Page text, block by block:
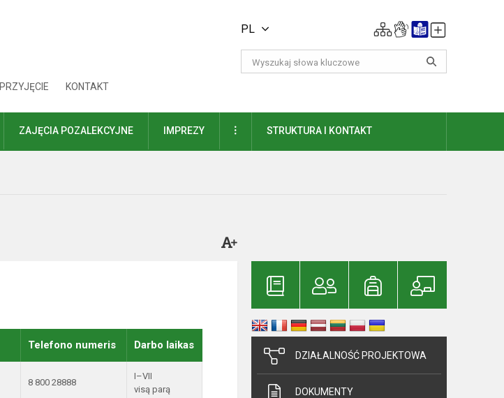
PRZYJĘCIE KONTAKT
PL
ZAJĘCIA POZALEKCYJNE IMPREZY DAUGIAUSTRUKTURA I KONTAKT
Telefono numeris Darbo laikas
8 800 28888
I–VII
visą parą
DZIAŁALNOŚĆ PROJEKTOWA
DOKUMENTY